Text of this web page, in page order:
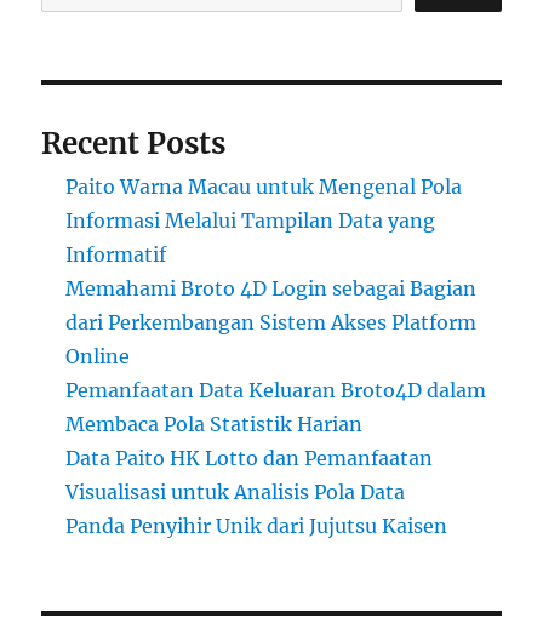
Recent Posts
Paito Warna Macau untuk Mengenal Pola
Informasi Melalui Tampilan Data yang
Informatif
Memahami Broto 4D Login sebagai Bagian
dari Perkembangan Sistem Akses Platform
Online
Pemanfaatan Data Keluaran Broto4D dalam
Membaca Pola Statistik Harian
Data Paito HK Lotto dan Pemanfaatan
Visualisasi untuk Analisis Pola Data
Panda Penyihir Unik dari Jujutsu Kaisen